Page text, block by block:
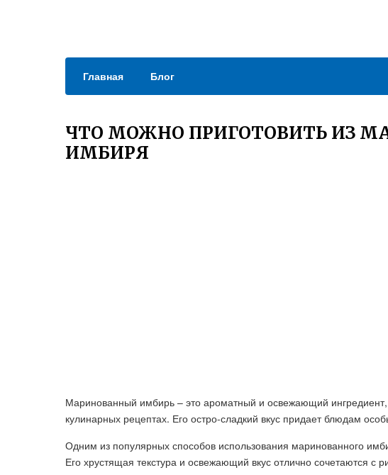
Главная Блог
ЧТО МОЖНО ПРИГОТОВИТЬ ИЗ
ИМБИРЯ
Маринованный имбирь – это ароматный и освежающий
кулинарных рецептах. Его остро-сладкий вкус придает блюдам
Одним из популярных способов использования маринованного
Его хрустящая текстура и освежающий вкус отлично сочетаются